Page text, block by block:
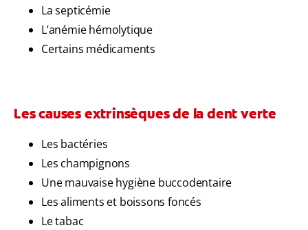
La septicémie
L’anémie hémolytique
Certains médicaments
Les causes extrinsèques de la dent verte
Les bactéries
Les champignons
Une mauvaise hygiène buccodentaire
Les aliments et boissons foncés
Le tabac